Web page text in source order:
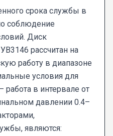
срока службы в
соблюдение
Диск
рассчитан на
работу в диапазоне
условия для
работа в интервале от
давлении 0.4–
являются: